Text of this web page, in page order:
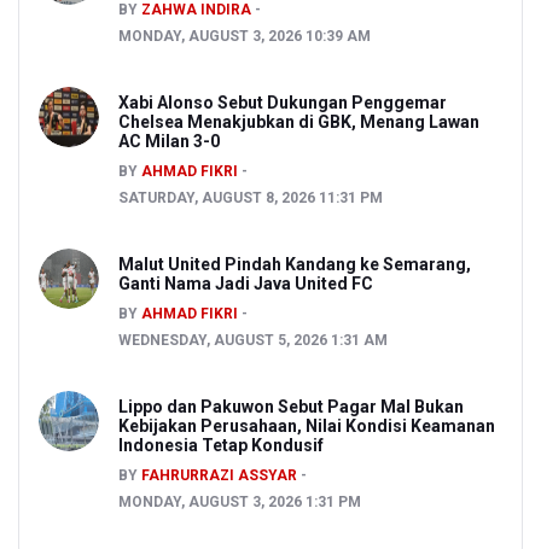
BY ZAHWA INDIRA
MONDAY, AUGUST 3, 2026 10:39 AM
Xabi Alonso Sebut Dukungan Penggemar
Chelsea Menakjubkan di GBK, Menang Lawan
AC Milan 3-0
BY AHMAD FIKRI
SATURDAY, AUGUST 8, 2026 11:31 PM
Malut United Pindah Kandang ke Semarang,
Ganti Nama Jadi Java United FC
BY AHMAD FIKRI
WEDNESDAY, AUGUST 5, 2026 1:31 AM
Lippo dan Pakuwon Sebut Pagar Mal Bukan
Kebijakan Perusahaan, Nilai Kondisi Keamanan
Indonesia Tetap Kondusif
BY FAHRURRAZI ASSYAR
MONDAY, AUGUST 3, 2026 1:31 PM